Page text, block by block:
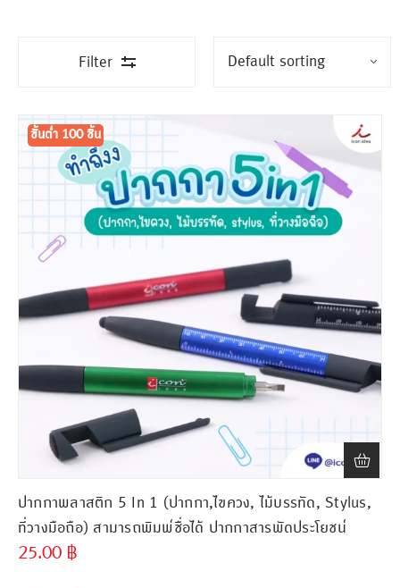
Filter
ขั้นต่ำ 100 ชิ้น
ปากกาพลาสติก 5 In 1 (ปากกา,ไขควง, ไม้บรรทัด, Stylus,
ที่วางมือถือ) สามารถพิมพ์ชื่อได้ ปากกาสารพัดประโยชน์
25.00 ฿